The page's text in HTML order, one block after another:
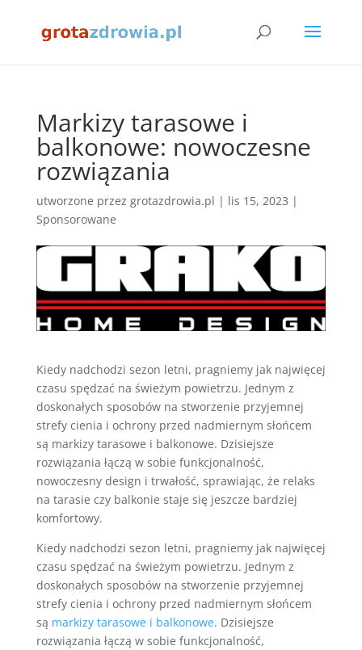
Markizy tarasowe i
balkonowe: nowoczesne
rozwiązania
utworzone przez grotazdrowia.pl | lis 15, 2023 |
Sponsorowane
Kiedy nadchodzi sezon letni, pragniemy jak najwięcej
czasu spędzać na świeżym powietrzu. Jednym z
doskonałych sposobów na stworzenie przyjemnej
strefy cienia i ochrony przed nadmiernym słońcem
są markizy tarasowe i balkonowe. Dzisiejsze
rozwiązania łączą w sobie funkcjonalność,
nowoczesny design i trwałość, sprawiając, że relaks
na tarasie czy balkonie staje się jeszcze bardziej
komfortowy.
Kiedy nadchodzi sezon letni, pragniemy jak najwięcej
czasu spędzać na świeżym powietrzu. Jednym z
doskonałych sposobów na stworzenie przyjemnej
strefy cienia i ochrony przed nadmiernym słońcem
są markizy tarasowe i balkonowe. Dzisiejsze
rozwiązania łączą w sobie funkcjonalność,